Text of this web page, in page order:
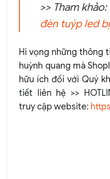
>> Tham khảo:
đèn tuýp led
Hi vọng những thông
huỳnh quang mà
hữu ích đối với Quý
tiết liên hệ >>
truy cập website: